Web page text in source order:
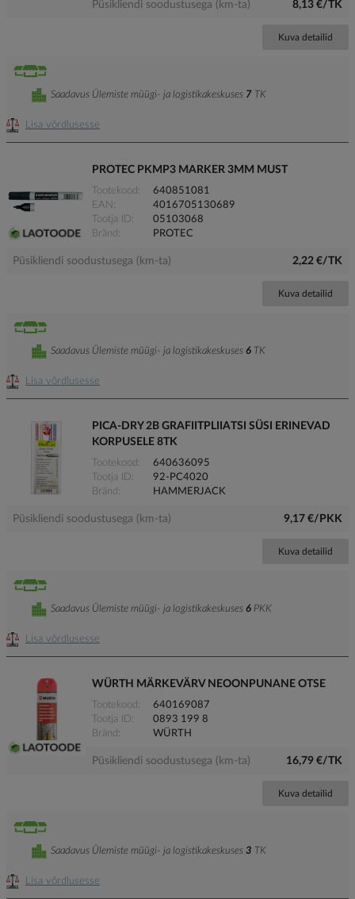
Püsikliendi soodustusega (km-ta) 8,13 €/TK
Kuva detailid
Lisa võrdlusesse
Saadavus Ülemiste müügi- ja logistikakeskuses 7 TK
PROTEC PKMP3 MARKER 3MM MUST
Tootekood
640851081
EAN
4016705130689
Tootja ID
05103068
Bränd
PROTEC
Püsikliendi soodustusega (km-ta) 2,22 €/TK
Kuva detailid
Lisa võrdlusesse
Saadavus Ülemiste müügi- ja logistikakeskuses 6 TK
PICA-DRY 2B GRAFIITPLIIATSI SÜSI ERINEVAD
KORPUSELE 8TK
Tootekood
640636095
Tootja ID
92-PC4020
Bränd
HAMMERJACK
Püsikliendi soodustusega (km-ta) 9,17 €/PKK
Kuva detailid
Lisa võrdlusesse
Saadavus Ülemiste müügi- ja logistikakeskuses 6 PKK
WÜRTH MÄRKEVÄRV NEOONPUNANE OTSE
Tootekood
640169087
Tootja ID
0893 199 8
Bränd
WÜRTH
Püsikliendi soodustusega (km-ta) 16,79 €/TK
Kuva detailid
Lisa võrdlusesse
Saadavus Ülemiste müügi- ja logistikakeskuses 3 TK